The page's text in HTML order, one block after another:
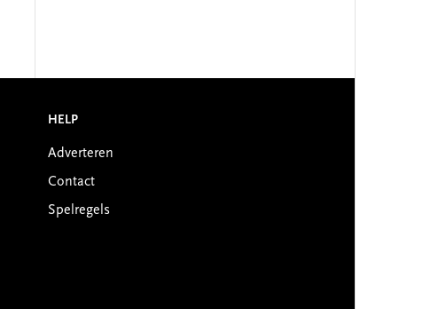
HELP
Adverteren
Contact
Spelregels